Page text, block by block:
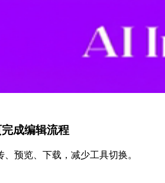
成编辑流程
预览、下载，减少工具切换。